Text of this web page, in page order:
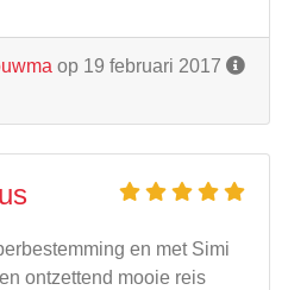
op 19 februari 2017
en met Simi
ontzettend mooie reis